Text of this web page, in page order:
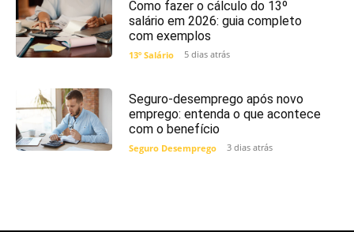
Como fazer o cálculo do 13º
salário em 2026: guia completo
com exemplos
13º Salário 5 dias atrás
Seguro-desemprego após novo
emprego: entenda o que acontece
com o benefício
Seguro Desemprego 3 dias atrás